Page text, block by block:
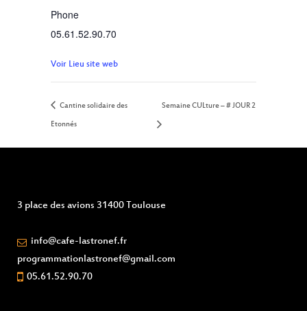
Phone
05.61.52.90.70
Voir Lieu site web
Cantine solidaire des
Etonnés
Semaine CULture – # JOUR 2
3 place des avions 31400 Toulouse
info@cafe-lastronef.fr
programmationlastronef@gmail.com
05.61.52.90.70